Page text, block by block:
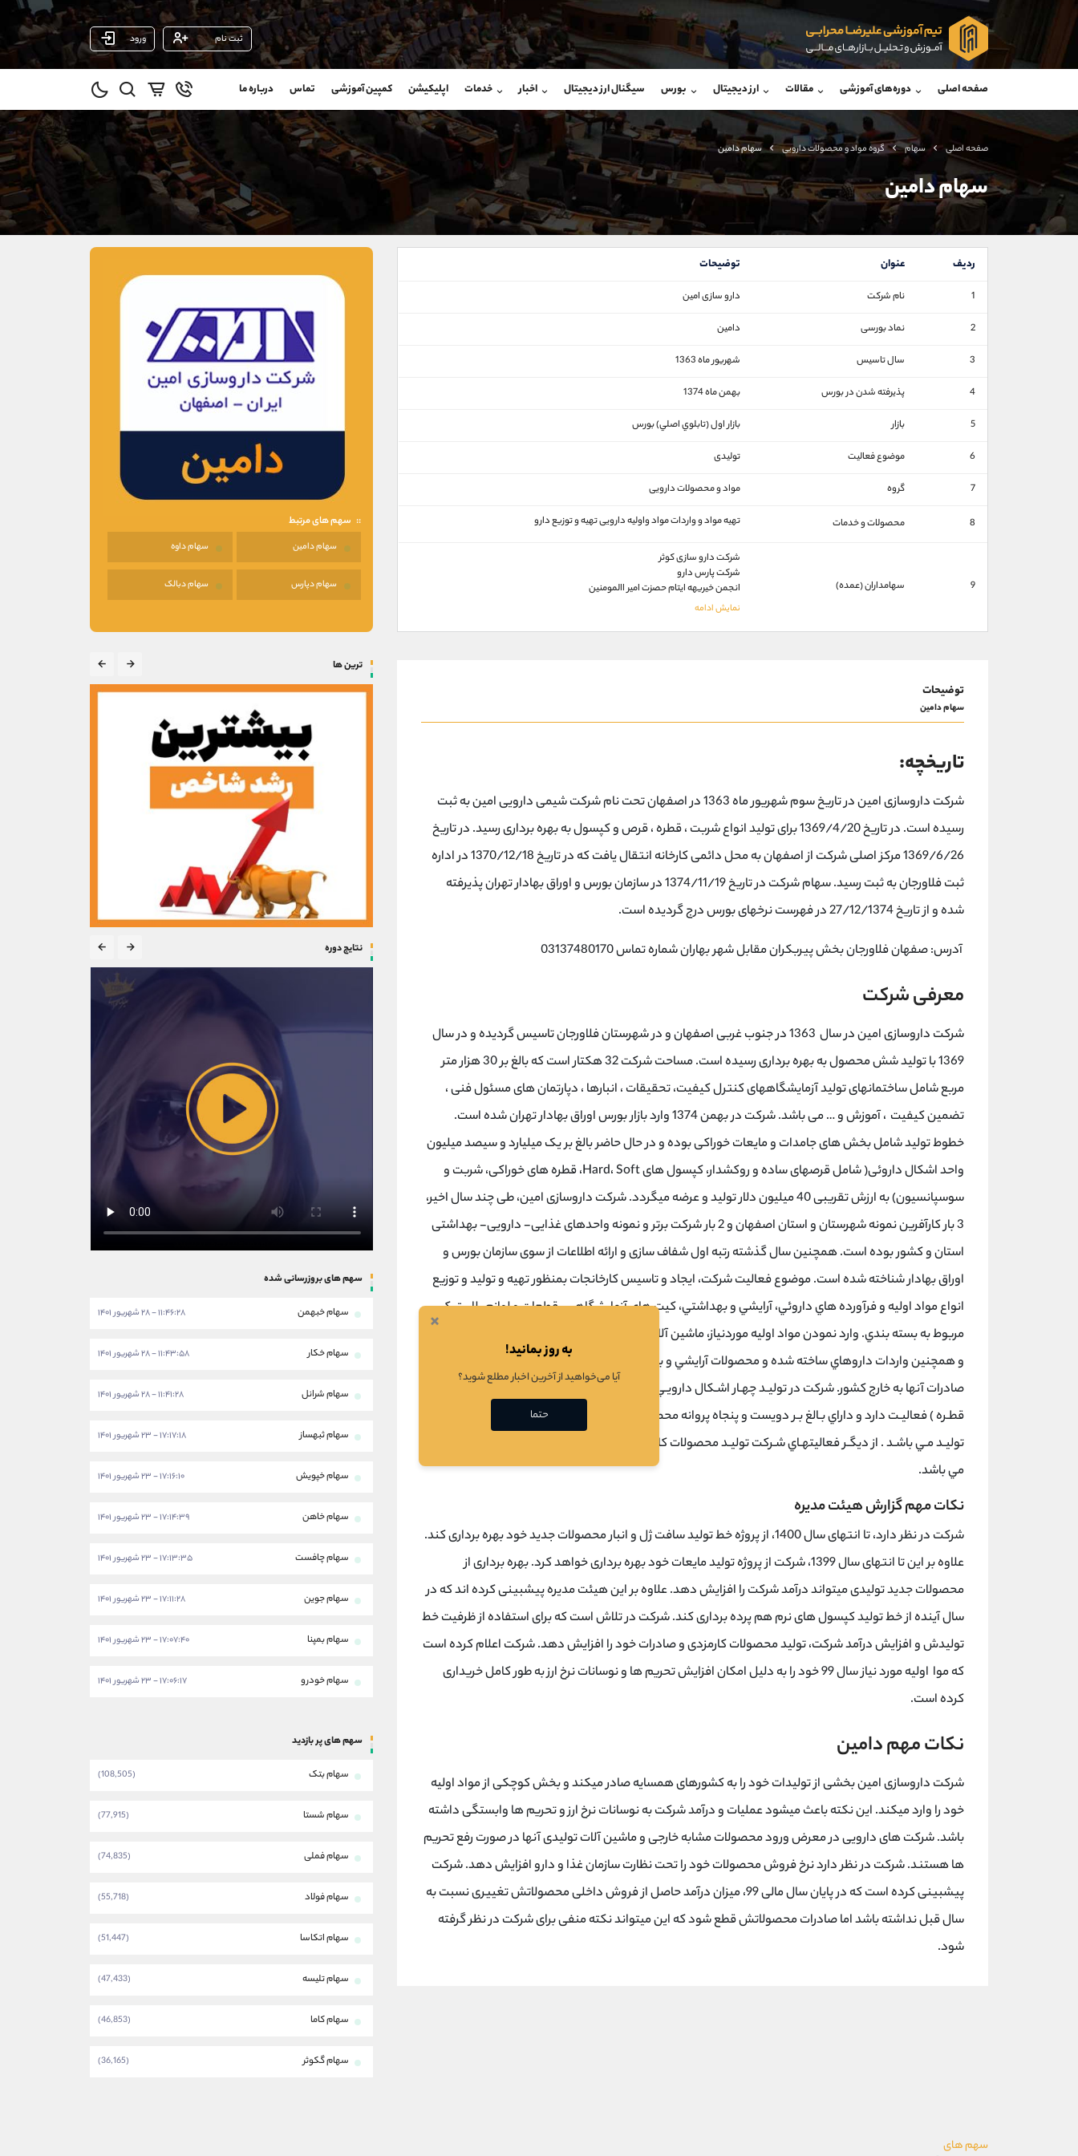
ثبت نام ورود
صفحه اصلی دوره‌های آموزشی مقالات ارز دیجیتال بورس سیگنال ارز دیجیتال اخبار خدمات اپلیکیشن کمپین آموزشی تماس درباره ما
صفحه اصلی سهام گروه مواد و محصولات دارويی سهام دامين
سهام دامين
ردیف عنوان توضیحات
1 نام شرکت
دارو سازی امین
2
نماد بورسی
دامین
3
سال تاسیس
شهریور ماه 1363
4
پذیرفته شدن در بورس
بهمن ماه 1374
5
بازار
بازار اول (تابلوي اصلي) بورس
6
موضوع فعالیت
تولیدی
7
گروه مواد و محصولات دارویی
8 محصولات و خدمات تهیه مواد و واردات مواد واولیه دارویی تهیه و توزیع دارو
9 سهامداران (عمده)
شرکت دارو سازی کوثر
شرکت پارس دارو
انجمن خیریهه ایتام حصزت امیر االمومنین
سهم های مرتبط
سهام دامين سهام داوه
سهام دپارس سهام دبالک
توضیحات
سهام دامين
تاریخچه:
شرکت داروسازی امین در تاریخ سوم شهریور ماه 1363 در اصفهان تحت نام شرکت شیمی دارویی امین به ثبت
رسیده است. در تاریخ 1369/4/20 برای تولید انواع شربت ، قطره ، قرص و کپسول به بهره برداری رسید. در تاریخ
1369/6/26 مرکز اصلی شرکت از اصفهان به محل دائمی کارخانه انتقال یافت که در تاریخ 1370/12/18 در اداره
ثبت فلاورجان به ثبت رسید. سهام شرکت در تاریخ 1374/11/19 در سازمان بورس و اوراق بهادار تهران پذیرفته
شده و از تاریخ 27/12/1374 در فهرست نرخهای بورس درج گردیده است.
آدرس: صفهان فلاورجان بخش پیربکران مقابل شهر بهاران شماره تماس 03137480170
معرفی شرکت
شرکت داروسازی امین در سال 1363 در جنوب غربی اصفهان و در شهرستان فلاورجان تاسیس گردیده و در سال
1369 با تولید شش محصول به بهره برداری رسیده است. مساحت شرکت 32 هکتار است که بالغ بر 30 هزار متر
مربع شامل ساختمانهای تولید آزمایشگاههای کنترل کیفیت، تحقیقات ، انبارها ، دپارتمان های مسئول فنی ،
تضمین کیفیت ، آموزش و … می باشد. شرکت در بهمن 1374 وارد بازار بورس اوراق بهادار تهران شده است.
خطوط تولید شامل بخش های جامدات و مایعات خوراکی بوده و در حال حاضر بالغ بر یک میلیارد و سیصد میلیون
واحد اشکال داروئی( شامل قرص­های ساده و روکشدار، کپسول های Hard، Soft، قطره­ های خوراکی، شربت و
سوسپانسیون) به ارزش تقریبی 40 میلیون دلار تولید و عرضه میگردد. شرکت داروسازی امین، طی چند سال اخیر،
3 بار کارآفرین نمونه شهرستان و استان اصفهان و 2 بار شرکت برتر و نمونه واحدهای غذایی- دارویی- بهداشتی
استان و کشور بوده است. همچنین سال گذشته رتبه اول شفاف­ سازی و ارائه اطلاعات از سوی سازمان بورس و
اوراق بهادار شناخته شده است. موضوع فعالیت شرکت، ايجاد و تاسيس كارخانجات بمنظور تهيه و توليد و توزيع
انواع مواد اوليه و فرآورده هاي داروئي، آرايشي و بهداشتي، كيت هاي آزمايشگاهي، قطعات و لوازم پلاستيكي
مربوط به بسته بندي. وارد نمودن مواد اوليه موردنياز، ماشين آلات صنعتي و تاسيساتي و قطعات يدكي مورد نياز
و همچنين واردات داروهاي ساخته شده و محصولات آرايشي و بهداشتي و فروش محصولات در داخل كشور و
صادرات آنها به خارج كشور. شركت در توليـد چهـار اشـكال دارويـي ( قـرص سـاده و روكشـدار، كپسـول، شـربت و
توليـد مـي باشـد . از ديگـر فعاليتهـاي شـركت توليـد محصولات كارمزدي جهت شركتهاي وارد كننده محصولات برند
مي باشد.
نکات مهم گزارش هیئت مدیره
شرکت در نظر دارد، تا انتهای سال 1400، از پروژه خط تولید سافت ژل و انبار محصولات جدید خود بهره برداری کند.
علاوه بر این تا انتهای سال 1399، شرکت از پروژه تولید مایعات خود بهره برداری خواهد کرد. بهره برداری از
محصولات جدید تولیدی میتواند درآمد شرکت را افزایش دهد. علاوه بر این هیئت مدیره پیشبینی کرده اند که در
سال آینده از خط تولید کپسول های نرم هم پرده برداری کند. شرکت در تلاش است که برای استفاده از ظرفیت خط
تولیدش و افزایش درآمد شرکت، تولید محصولات کارمزدی و صادرات خود را افزایش دهد. شرکت اعلام کرده است
که موا اولیه مورد نیاز سال 99 خود را به دلیل امکان افزایش تحریم ها و نوسانات نرخ ارز به طور کامل خریداری
کرده است.
نکات مهم دامین
شرکت داروسازی امین بخشی از تولیدات خود را به کشورهای همسایه صادر میکند و بخش کوچکی از مواد اولیه
خود را وارد میکند. این نکته باعث میشود عملیات و درآمد شرکت به نوسانات نرخ ارز و تحریم ها وابستگی داشته
باشد. شرکت های دارویی در معرض ورود محصولات مشابه خارجی و ماشین آلات تولیدی آنها در صورت رفع تحریم
ها هستند. شرکت در نظر دارد نرخ فروش محصولات خود را تحت نظارت سازمان غذا و دارو افزایش دهد. شرکت
پیشبینی کرده است که در پایان سال مالی 99، میزان درآمد حاصل از فروش داخلی محصولاتش تغییری نسبت به
سال قبل نداشته باشد اما صادرات محصولاتش قطع شود که این میتواند نکته منفی برای شرکت در نظر گرفته
شود.
ترین ها
نتایج دوره
سهم های بروزرسانی شده
سهام خبهمن ۱۱:۴۶:۲۸ - ۲۸ شهریور ۱۴۰۱
سهام خکار ۱۱:۴۳:۵۸ - ۲۸ شهریور ۱۴۰۱
سهام شرانل ۱۱:۴۱:۲۸ - ۲۸ شهریور ۱۴۰۱
سهام ثبهساز ۱۷:۱۷:۱۸ - ۲۳ شهریور ۱۴۰۱
سهام خپویش ۱۷:۱۶:۱۰ - ۲۳ شهریور ۱۴۰۱
سهام خاهن ۱۷:۱۴:۳۹ - ۲۳ شهریور ۱۴۰۱
سهام چافست ۱۷:۱۳:۳۵ - ۲۳ شهریور ۱۴۰۱
سهام جوین ۱۷:۱۱:۲۸ - ۲۳ شهریور ۱۴۰۱
سهام بمپنا ۱۷:۰۷:۴۰ - ۲۳ شهریور ۱۴۰۱
سهام خودرو ۱۷:۰۶:۱۷ - ۲۳ شهریور ۱۴۰۱
سهم های پر بازدید
سهام بتک (108,505)
سهام شستا (77,915)
سهام فملی (74,835)
سهام فولاد (55,718)
سهام اتکاسا (51,447)
سهام تلیسه (47,433)
سهام کاما (46,853)
سهام گکوثر (36,165)
سهم های
واتساپ شروع گفتگو
@Armteam_admin_103
داخلی 103
واتساپ شروع گفتگو
تلگرام @Armteam_admin_104
104
شروع گفتگو
@Armteam_admin_por
داخلی 107
(یوسف فرخنده)
09194198792
واتساپ شروع گفتگو
تلگرام @Armteam_admin_33
اطلاعات تماس (دفتر فروش)
021-22021030
تلفن
بدون پیش شماره 90001030
@alireza.mehrabii
@alirezamehrabi_com
کانال بله @alirezamehrabi_official
×
به روز بمانید!
آیا می‌خواهید از آخرین اخبار مطلع شوید؟
حتما